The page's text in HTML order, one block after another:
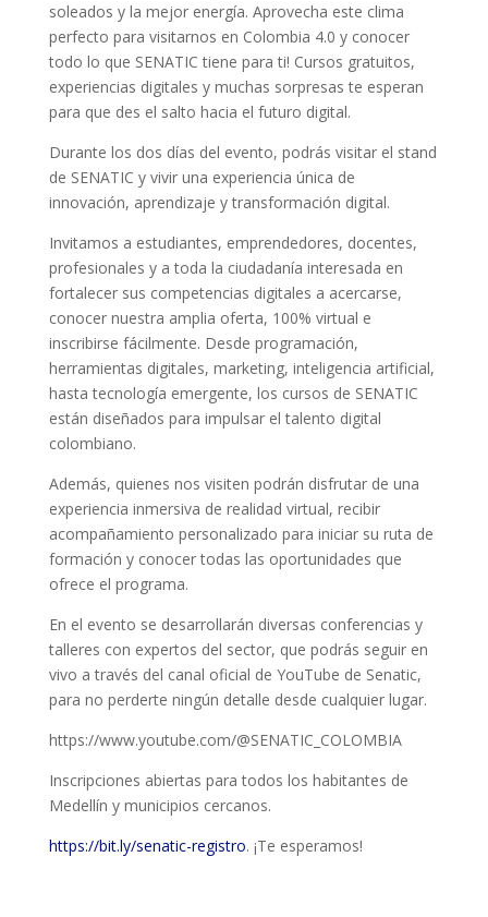
soleados y la mejor energía. Aprovecha este clima
perfecto para visitarnos en Colombia 4.0 y conocer
todo lo que SENATIC tiene para ti! Cursos gratuitos,
experiencias digitales y muchas sorpresas te esperan
para que des el salto hacia el futuro digital.
Durante los dos días del evento, podrás visitar el stand
de SENATIC y vivir una experiencia única de
innovación, aprendizaje y transformación digital.
Invitamos a estudiantes, emprendedores, docentes,
profesionales y a toda la ciudadanía interesada en
fortalecer sus competencias digitales a acercarse,
conocer nuestra amplia oferta, 100% virtual e
inscribirse fácilmente. Desde programación,
herramientas digitales, marketing, inteligencia artificial,
hasta tecnología emergente, los cursos de SENATIC
están diseñados para impulsar el talento digital
colombiano.
Además, quienes nos visiten podrán disfrutar de una
experiencia inmersiva de realidad virtual, recibir
acompañamiento personalizado para iniciar su ruta de
formación y conocer todas las oportunidades que
ofrece el programa.
En el evento se desarrollarán diversas conferencias y
talleres con expertos del sector, que podrás seguir en
vivo a través del canal oficial de YouTube de Senatic,
para no perderte ningún detalle desde cualquier lugar.
https://www.youtube.com/@SENATIC_COLOMBIA
Inscripciones abiertas para todos los habitantes de
Medellín y municipios cercanos.
https://bit.ly/senatic-registro. ¡Te esperamos!